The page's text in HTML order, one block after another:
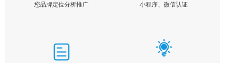
您品牌定位分析推广
小程序、微信认证